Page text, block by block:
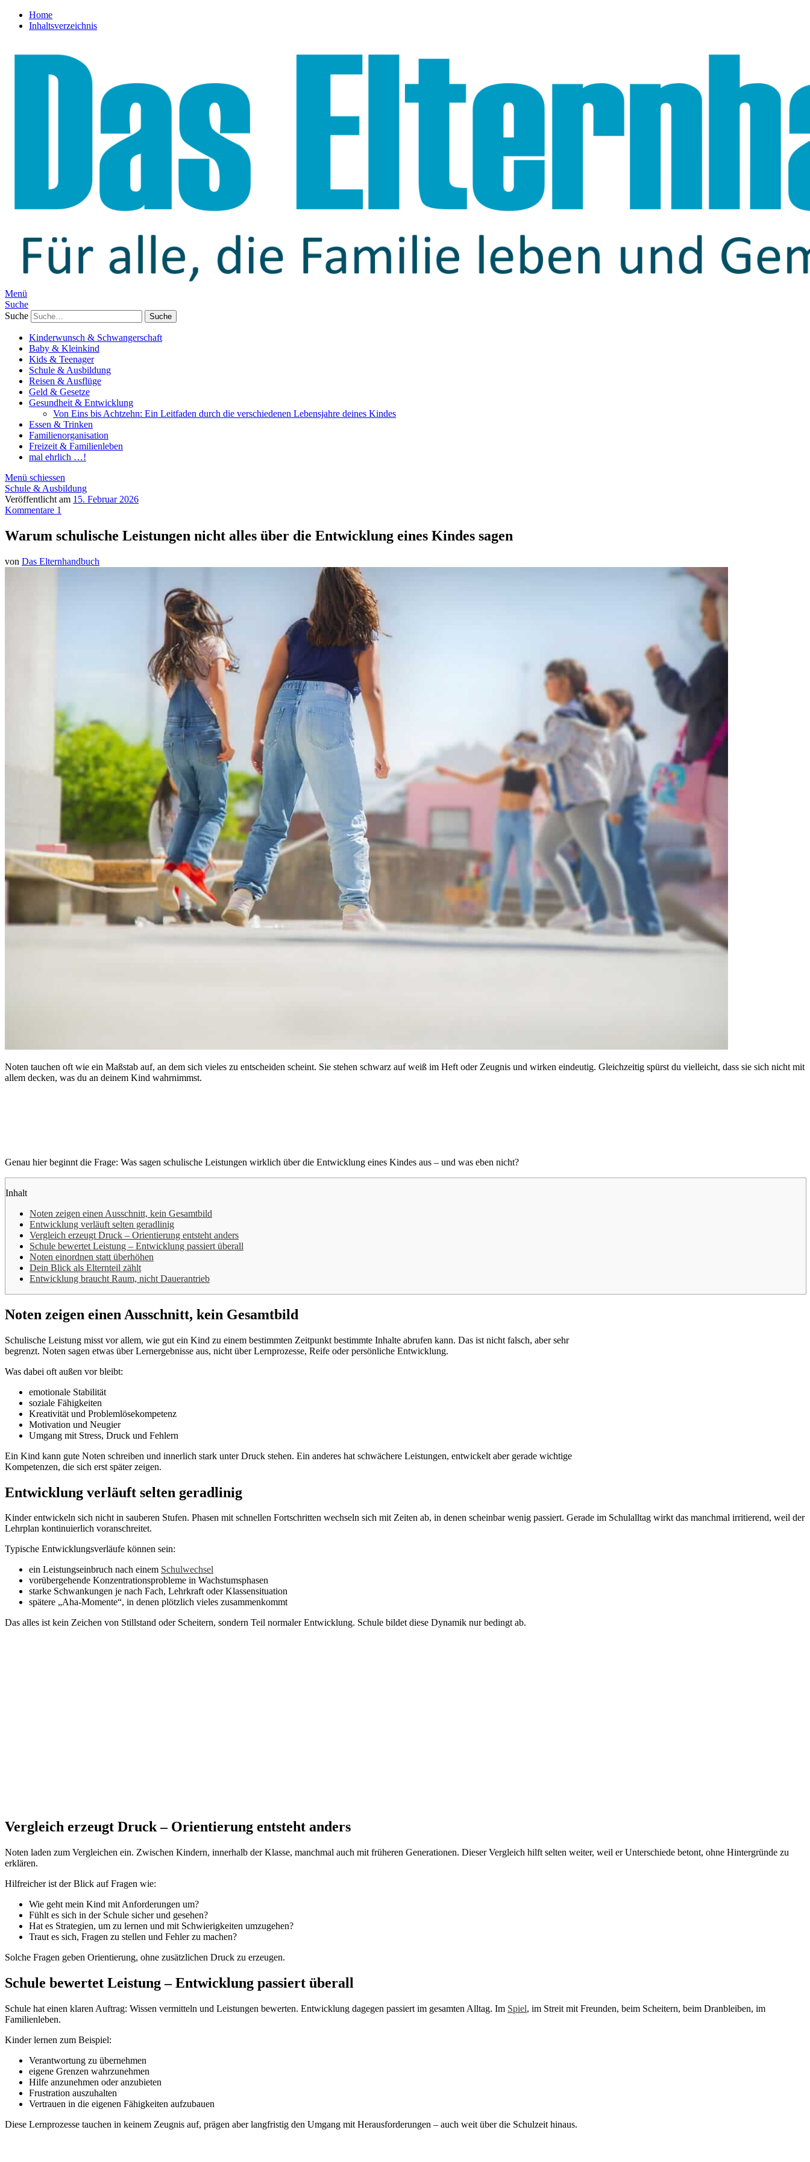
Home
Inhaltsverzeichnis
Menü
Suche
Suche
Kinderwunsch & Schwangerschaft
Baby & Kleinkind
Kids & Teenager
Schule & Ausbildung
Reisen & Ausflüge
Geld & Gesetze
Gesundheit & Entwicklung
Von Eins bis Achtzehn: Ein Leitfaden durch die verschiedenen Lebensjahre deines Kindes
Essen & Trinken
Familienorganisation
Freizeit & Familienleben
mal ehrlich …!
Menü schiessen
Schule & Ausbildung
Veröffentlicht am 15. Februar 2026
Kommentare 1
Warum schulische Leistungen nicht alles über die Entwicklung eines Kindes sagen
von Das Elternhandbuch
Noten tauchen oft wie ein Maßstab auf, an dem sich vieles zu entscheiden scheint. Sie stehen schwarz auf weiß im Heft oder Zeugnis und wirken eindeutig. Gleichzeitig spürst du vielleicht, dass sie sich nicht mit
allem decken, was du an deinem Kind wahrnimmst.
Genau hier beginnt die Frage: Was sagen schulische Leistungen wirklich über die Entwicklung eines Kindes aus – und was eben nicht?
Inhalt
Noten zeigen einen Ausschnitt, kein Gesamtbild
Entwicklung verläuft selten geradlinig
Vergleich erzeugt Druck – Orientierung entsteht anders
Schule bewertet Leistung – Entwicklung passiert überall
Noten einordnen statt überhöhen
Dein Blick als Elternteil zählt
Entwicklung braucht Raum, nicht Dauerantrieb
Noten zeigen einen Ausschnitt, kein Gesamtbild
Schulische Leistung misst vor allem, wie gut ein Kind zu einem bestimmten Zeitpunkt bestimmte Inhalte abrufen kann. Das ist nicht falsch, aber sehr
begrenzt. Noten sagen etwas über Lernergebnisse aus, nicht über Lernprozesse, Reife oder persönliche Entwicklung.
Was dabei oft außen vor bleibt:
emotionale Stabilität
soziale Fähigkeiten
Kreativität und Problemlösekompetenz
Motivation und Neugier
Umgang mit Stress, Druck und Fehlern
Ein Kind kann gute Noten schreiben und innerlich stark unter Druck stehen. Ein anderes hat schwächere Leistungen, entwickelt aber gerade wichtige
Kompetenzen, die sich erst später zeigen.
Entwicklung verläuft selten geradlinig
Kinder entwickeln sich nicht in sauberen Stufen. Phasen mit schnellen Fortschritten wechseln sich mit Zeiten ab, in denen scheinbar wenig passiert. Gerade im Schulalltag wirkt das manchmal irritierend, weil der
Lehrplan kontinuierlich voranschreitet.
Typische Entwicklungsverläufe können sein:
ein Leistungseinbruch nach einem Schulwechsel
vorübergehende Konzentrationsprobleme in Wachstumsphasen
starke Schwankungen je nach Fach, Lehrkraft oder Klassensituation
spätere „Aha-Momente“, in denen plötzlich vieles zusammenkommt
Das alles ist kein Zeichen von Stillstand oder Scheitern, sondern Teil normaler Entwicklung. Schule bildet diese Dynamik nur bedingt ab.
Vergleich erzeugt Druck – Orientierung entsteht anders
Noten laden zum Vergleichen ein. Zwischen Kindern, innerhalb der Klasse, manchmal auch mit früheren Generationen. Dieser Vergleich hilft selten weiter, weil er Unterschiede betont, ohne Hintergründe zu
erklären.
Hilfreicher ist der Blick auf Fragen wie:
Wie geht mein Kind mit Anforderungen um?
Fühlt es sich in der Schule sicher und gesehen?
Hat es Strategien, um zu lernen und mit Schwierigkeiten umzugehen?
Traut es sich, Fragen zu stellen und Fehler zu machen?
Solche Fragen geben Orientierung, ohne zusätzlichen Druck zu erzeugen.
Schule bewertet Leistung – Entwicklung passiert überall
Schule hat einen klaren Auftrag: Wissen vermitteln und Leistungen bewerten. Entwicklung dagegen passiert im gesamten Alltag. Im Spiel, im Streit mit Freunden, beim Scheitern, beim Dranbleiben, im
Familienleben.
Kinder lernen zum Beispiel:
Verantwortung zu übernehmen
eigene Grenzen wahrzunehmen
Hilfe anzunehmen oder anzubieten
Frustration auszuhalten
Vertrauen in die eigenen Fähigkeiten aufzubauen
Diese Lernprozesse tauchen in keinem Zeugnis auf, prägen aber langfristig den Umgang mit Herausforderungen – auch weit über die Schulzeit hinaus.